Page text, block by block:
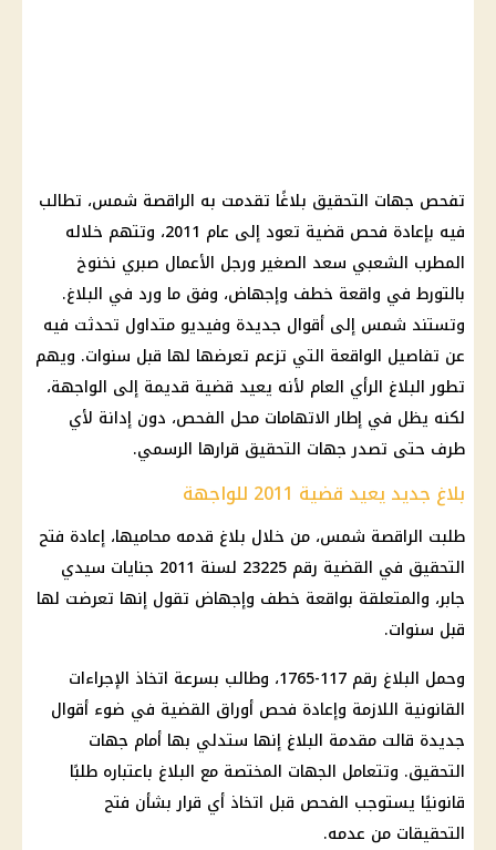
تفحص جهات التحقيق بلاغًا تقدمت به الراقصة شمس، تطالب
فيه بإعادة فحص قضية تعود إلى عام 2011، وتتهم خلاله
المطرب الشعبي سعد الصغير ورجل الأعمال صبري نخنوخ
بالتورط في واقعة خطف وإجهاض، وفق ما ورد في البلاغ.
وتستند شمس إلى أقوال جديدة وفيديو متداول تحدثت فيه
عن تفاصيل الواقعة التي تزعم تعرضها لها قبل سنوات. ويهم
تطور البلاغ الرأي العام لأنه يعيد قضية قديمة إلى الواجهة،
لكنه يظل في إطار الاتهامات محل الفحص، دون إدانة لأي
طرف حتى تصدر جهات التحقيق قرارها الرسمي.
بلاغ جديد يعيد قضية 2011 للواجهة
طلبت الراقصة شمس، من خلال بلاغ قدمه محاميها، إعادة فتح
التحقيق في القضية رقم 23225 لسنة 2011 جنايات سيدي
جابر، والمتعلقة بواقعة خطف وإجهاض تقول إنها تعرضت لها
قبل سنوات.
وحمل البلاغ رقم 117-1765، وطالب بسرعة اتخاذ الإجراءات
القانونية اللازمة وإعادة فحص أوراق القضية في ضوء أقوال
جديدة قالت مقدمة البلاغ إنها ستدلي بها أمام جهات
التحقيق. وتتعامل الجهات المختصة مع البلاغ باعتباره طلبًا
قانونيًا يستوجب الفحص قبل اتخاذ أي قرار بشأن فتح
التحقيقات من عدمه.